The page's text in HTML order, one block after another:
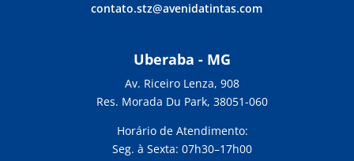
contato.stz@avenidatintas.com
Uberaba - MG
Av. Riceiro Lenza, 908
Res. Morada Du Park, 38051-060
Horário de Atendimento:
Seg. à Sexta: 07h30–17h00